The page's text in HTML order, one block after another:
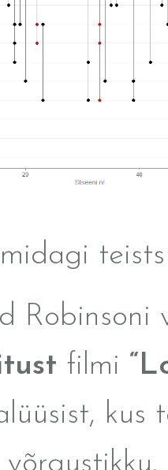
Robinsoni
filmi
kus